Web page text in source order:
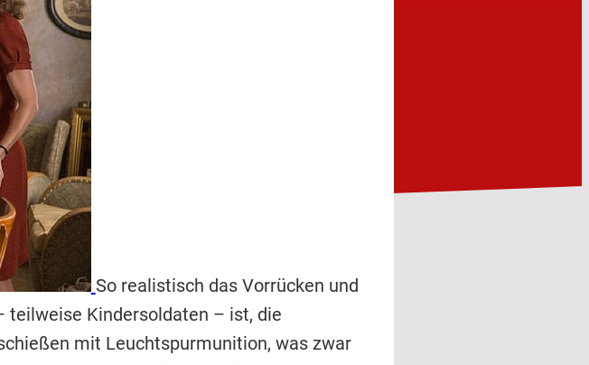
So realistisch das Vorrücken und
teilweise Kindersoldaten – ist, die
mit Leuchtspurmunition, was zwar